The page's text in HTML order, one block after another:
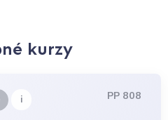
kurzy
i PP 808